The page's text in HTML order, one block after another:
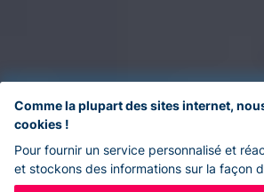
Comme la plupart des sites internet,
cookies !
Pour fournir un service personnalisé et
et stockons des informations sur la façon